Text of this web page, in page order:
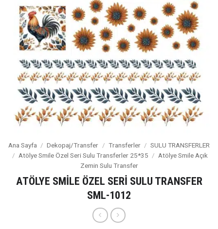
Ana Sayfa / Dekopaj/Transfer / Transferler / SULU TRANSFERLER
/ Atölye Smile Özel Seri Sulu Transferler 25*35 / Atölye Smile Açık
Zemin Sulu Transfer
ATÖLYE SMİLE ÖZEL SERİ SULU TRANSFER
SML-1012